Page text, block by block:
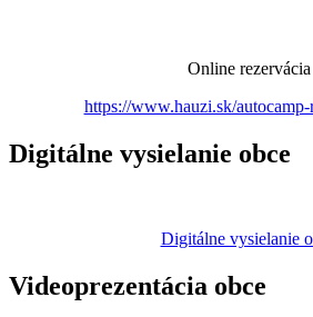
Online rezervácia
https://www.hauzi.sk/
Digitálne vysielanie obce
Digitálne vysielanie
Videoprezentácia obce